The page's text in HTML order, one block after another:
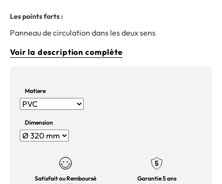
Les points forts :
Panneau de circulation dans les deux sens
Voir la description complète
Matiere
Dimension
Satisfait ou Remboursé
Garantie 5 ans